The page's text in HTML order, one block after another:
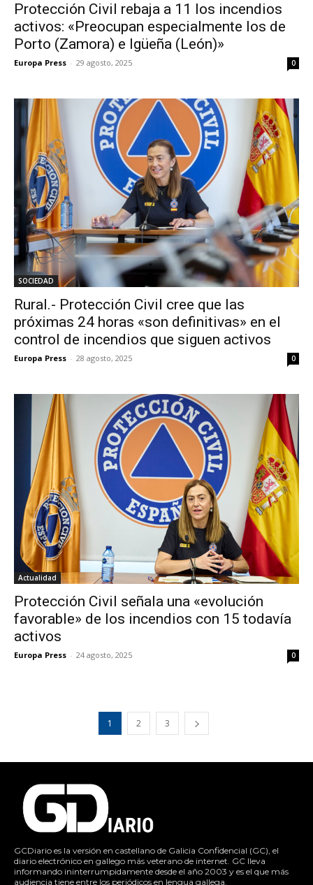
Protección Civil rebaja a 11 los incendios
activos: «Preocupan especialmente los de
Porto (Zamora) e Igüeña (León)»
Europa Press - 29 agosto, 2025 0
SOCIEDAD
Rural.- Protección Civil cree que las
próximas 24 horas «son definitivas» en el
control de incendios que siguen activos
Europa Press - 28 agosto, 2025 0
Actualidad
Protección Civil señala una «evolución
favorable» de los incendios con 15 todavía
activos
Europa Press - 24 agosto, 2025 0
1 2 3
GCDiario es la versión en castellano de Galicia Confidencial (GC), el
diario electrónico en gallego más veterano de internet. GC lleva
informando ininterrumpidamente desde el año 2003 y es el que más
audiencia tiene entre los periódicos en lengua gallega.